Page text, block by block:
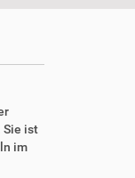
Sie ist
im